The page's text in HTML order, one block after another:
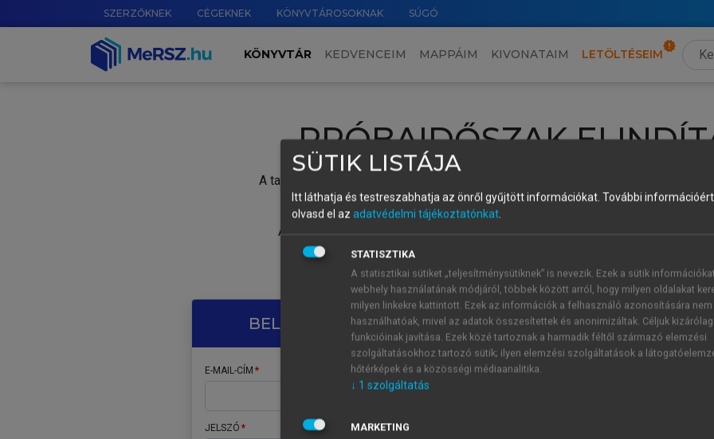
SZERZŐKNEK CÉGEKNEK KÖNYVTÁROSOKNAK SÚGÓ
KÖNYVTÁR KEDVENCEIM MAPPÁIM KIVONATAIM LETÖLTÉSEIM
PRÓBAIDŐSZAK
A tartalom megtekintéséhez lépj be a saját fiókoddal, iskolai azonosítóddal vagy
Új felhasználóként1 óra díjmentes hozzáférésrevagy
A próbaidőszak elindításához,
vagy hozz
A regisztráció után a
BELÉPÉS SAJÁT FIÓKKAL
E-MAIL-CÍM
JELSZÓ
ÚJ FIÓK
1 óra
SÜTIK LISTÁJA
Itt láthatja és testreszabhatja az önről gyűjtött információkat. További
olvasd el az adatvédelmi tájékoztatónkat.
STATISZTIKA
A statisztikai sütiket „teljesítménysütiknek” is nevezik. Ezek a sütik
webhely használatának módjáról, többek között arról, hogy milyen oldalakat
milyen linkekre kattintott. Ezek az információk a felhasználó azonosítására nem
használhatóak, mivel az adatok összesítettek és anonimizáltak. Céljuk
funkcióinak javítása. Ezek közé tartoznak a harmadik féltől származó elemzési
szolgáltatásokhoz tartozó sütik; ilyen elemzési szolgáltatások a
hőtérképek és a közösségi médiaanalitika.
↓ 1 szolgáltatás
MARKETING